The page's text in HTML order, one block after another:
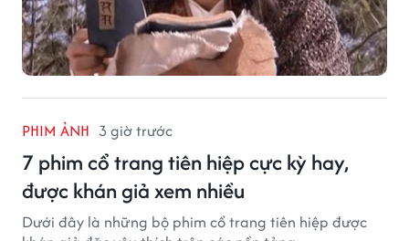
PHIM ẢNH 3 giờ trước
7 phim cổ trang tiên hiệp cực kỳ hay,
được khán giả xem nhiều
Dưới đây là những bộ phim cổ trang tiên hiệp được